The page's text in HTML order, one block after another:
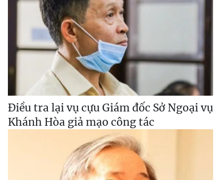
Điều tra lại vụ cựu Giám đốc Sở Ngoại vụ
Khánh Hòa giả mạo công tác